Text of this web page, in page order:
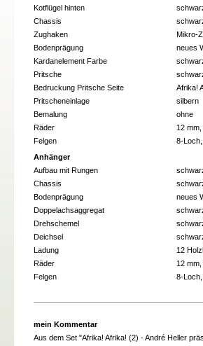
Kotflügel hinten
Chassis
Zughaken
Mikro-
Bodenprägung
neues
Kardanelement Farbe
Pritsche
Bedruckung Pritsche Seite
Afrika!
Pritscheneinlage
silbern
Bemalung
ohne
Räder
12
Felgen
8-
Anhänger
Aufbau mit Rungen
Chassis
Bodenprägung
neues
Doppelachsaggregat
Drehschemel
Deichsel
Ladung
12
Räder
12
Felgen
8-
mein Kommentar
Aus dem Set "Afrika! Afrika! (2) - André Heller